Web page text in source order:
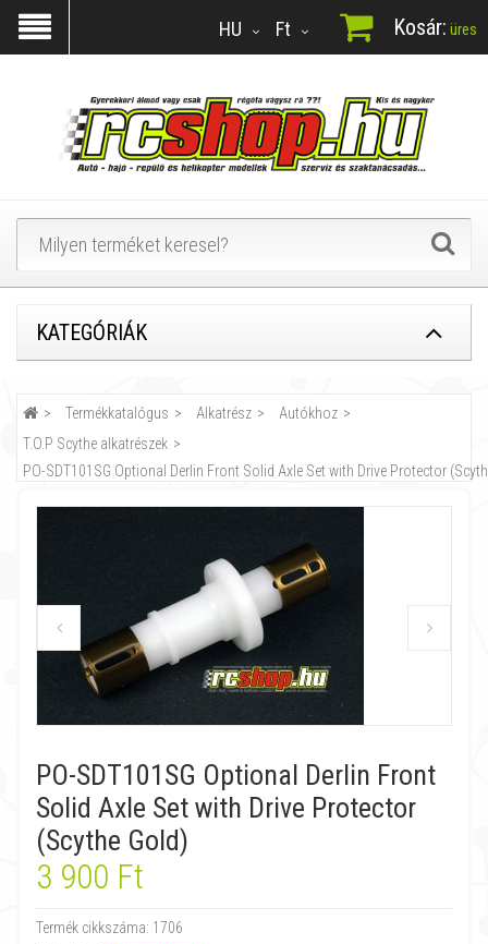
Ft
HU Kosár: üres
KATEGÓRIÁK
Termékkatalógus Alkatrész
Autókhoz
T.O.P Scythe alkatrészek
PO-SDT101SG Optional Derlin Front Solid Axle Set with Drive Protector
PO-SDT101SG Optional Derlin Front
Solid Axle Set with Drive Protector
(Scythe Gold)
3 900 Ft
Termék cikkszáma: 1706